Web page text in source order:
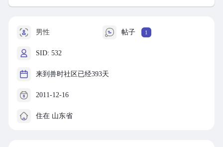
男性 帖子 1
SID: 532
来到兽时社区已经393天
2011-12-16
住在 山东省